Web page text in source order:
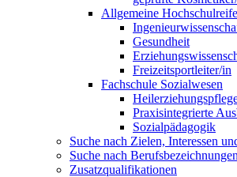
Allgemeine
Gesundheit
Freizeitsportleiter/in
Fachschule Sozialwesen
Praxisintegrierte
Sozialpädagogik
Suche nach Zielen, Interessen
Suche nach Berufsbezeichnungen
Zusatzqualifikationen